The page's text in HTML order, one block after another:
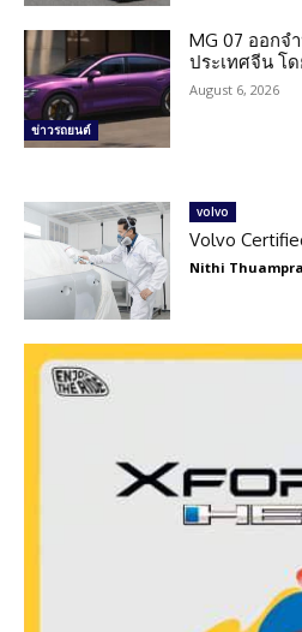
ข่าวรถยนต์
MG 07 ออกจ
ประเทศจีน โ
August 6, 2026
volvo
Volvo
Nithi